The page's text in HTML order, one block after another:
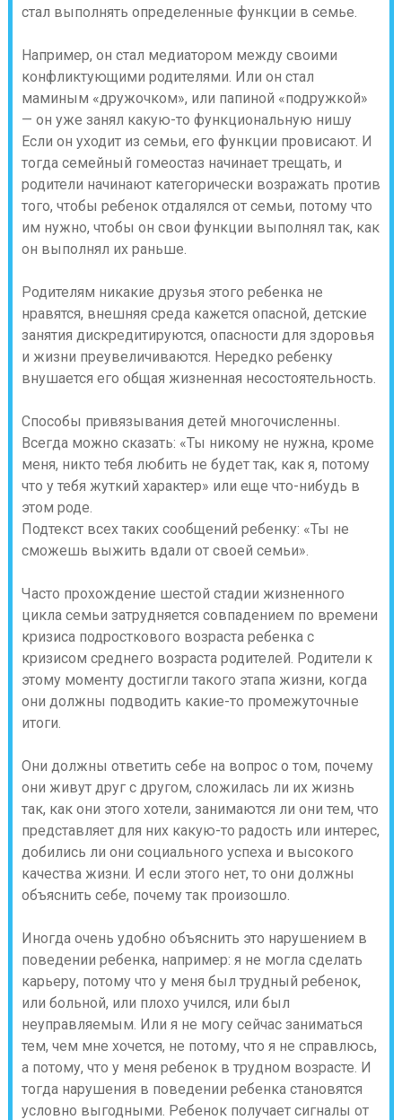
стал выполнять определенные функции в семье.
Например, он стал медиатором между своими
конфликтующими родителями. Или он стал
маминым «дружочком», или папиной «подружкой»
— он уже занял какую-то функциональную нишу
Если он уходит из семьи, его функции провисают. И
тогда семейный гомеостаз начинает трещать, и
родители начинают категорически возражать против
того, чтобы ребенок отдалялся от семьи, потому что
им нужно, чтобы он свои функции выполнял так, как
он выполнял их раньше.
Родителям никакие друзья этого ребенка не
нравятся, внешняя среда кажется опасной, детские
занятия дискредитируются, опасности для здоровья
и жизни преувеличиваются. Нередко ребенку
внушается его общая жизненная несостоятельность.
Способы привязывания детей многочисленны.
Всегда можно сказать: «Ты никому не нужна, кроме
меня, никто тебя любить не будет так, как я, потому
что у тебя жуткий характер» или еще что-нибудь в
этом роде.
Подтекст всех таких сообщений ребенку: «Ты не
сможешь выжить вдали от своей семьи».
Часто прохождение шестой стадии жизненного
цикла семьи затрудняется совпадением по времени
кризиса подросткового возраста ребенка с
кризисом среднего возраста родителей. Родители к
этому моменту достигли такого этапа жизни, когда
они должны подводить какие-то промежуточные
итоги.
Они должны ответить себе на вопрос о том, почему
они живут друг с другом, сложилась ли их жизнь
так, как они этого хотели, занимаются ли они тем, что
представляет для них какую-то радость или интерес,
добились ли они социального успеха и высокого
качества жизни. И если этого нет, то они должны
объяснить себе, почему так произошло.
Иногда очень удобно объяснить это нарушением в
поведении ребенка, например: я не могла сделать
карьеру, потому что у меня был трудный ребенок,
или больной, или плохо учился, или был
неуправляемым. Или я не могу сейчас заниматься
тем, чем мне хочется, не потому, что я не справлюсь,
а потому, что у меня ребенок в трудном возрасте. И
тогда нарушения в поведении ребенка становятся
условно выгодными. Ребенок получает сигналы от